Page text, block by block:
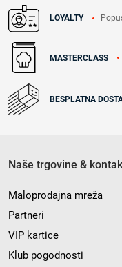
LOYALTY
MASTERCLASS
BESPLATNA
Naše trgovine &
Maloprodajna mreža
Partneri
VIP kartice
Klub pogodnosti